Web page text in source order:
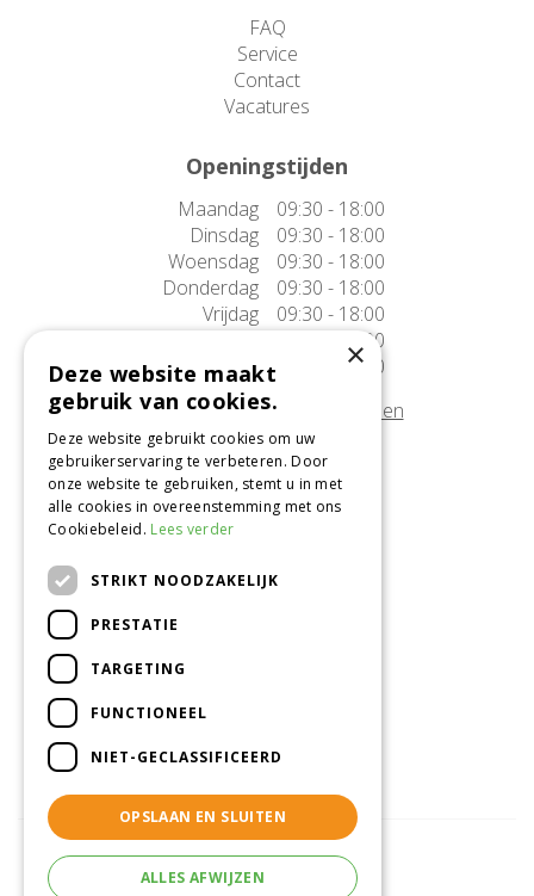
FAQ
Service
Contact
Vacatures
Openingstijden
Maandag
09:30 - 18:00
Dinsdag
09:30 - 18:00
Woensdag
09:30 - 18:00
Donderdag
09:30 - 18:00
Vrijdag
09:30 - 18:00
Zaterdag
09:30 - 17:00
Zondag
10:00 - 17:00
Afwijkende openingstijden tonen
Onze locatie
Tuincentrum Alméérplant
Jac. P. Thijsseweg 4
pinterest
© Tuincentrum Alméérplant
×
Deze website maakt
gebruik van cookies.
Deze website gebruikt cookies om uw
gebruikerservaring te verbeteren. Door
onze website te gebruiken, stemt u in met
alle cookies in overeenstemming met ons
Cookiebeleid. Lees verder
STRIKT NOODZAKELIJK
PRESTATIE
TARGETING
FUNCTIONEEL
NIET-GECLASSIFICEERD
OPSLAAN EN SLUITEN
ALLES AFWIJZEN